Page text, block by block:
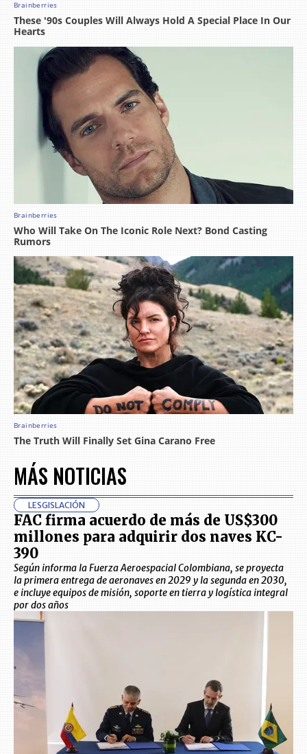
MÁS NOTICIAS
LESGISLACIÓN
FAC firma acuerdo de más de US$300
millones para adquirir dos naves KC-
390
Según informa la Fuerza Aeroespacial Colombiana, se proyecta
la primera entrega de aeronaves en 2029 y la segunda en 2030,
e incluye equipos de misión, soporte en tierra y logística integral
por dos años